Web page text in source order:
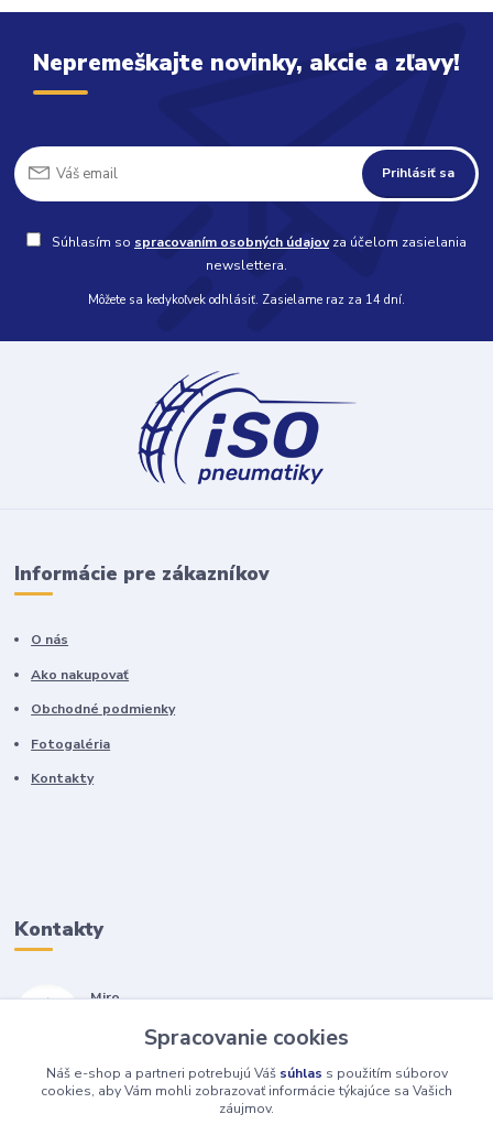
Nepremeškajte novinky, akcie a zľavy!
Prihlásiť sa
Súhlasím so spracovaním osobných údajovza účelom zasielania
newslettera.
Môžete sa kedykoľvek odhlásiť. Zasielame raz za 14 dní.
Informácie pre zákazníkov
O nás
Ako nakupovať
Obchodné podmienky
Fotogaléria
Kontakty
Kontakty
Miro
(Po-Pia, 7-17 hod.)
isopneumatiky@isopneumatiky.sk
Spracovanie cookies
Náš e-shop a partneri potrebujú Váš súhlas s použitím súborov
cookies, aby Vám mohli zobrazovať informácie týkajúce sa Vašich
záujmov.